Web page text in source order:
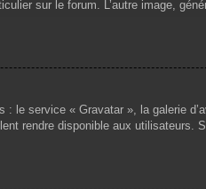
sur le forum. L’autre image,
le service « Gravatar », la galerie
rendre disponible aux utilisateurs.